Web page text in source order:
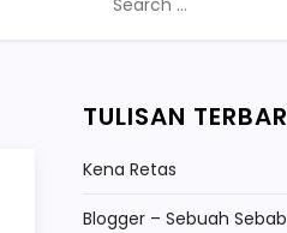
for:
TULISAN
Kena Retas
Blogger – Sebuah